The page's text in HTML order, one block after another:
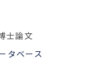
士論文
タベース